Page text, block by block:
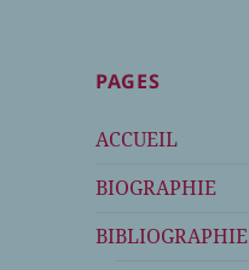
PAGES
ACCUEIL
BIOGRAPHIE
BIBLIOGRAPHIE